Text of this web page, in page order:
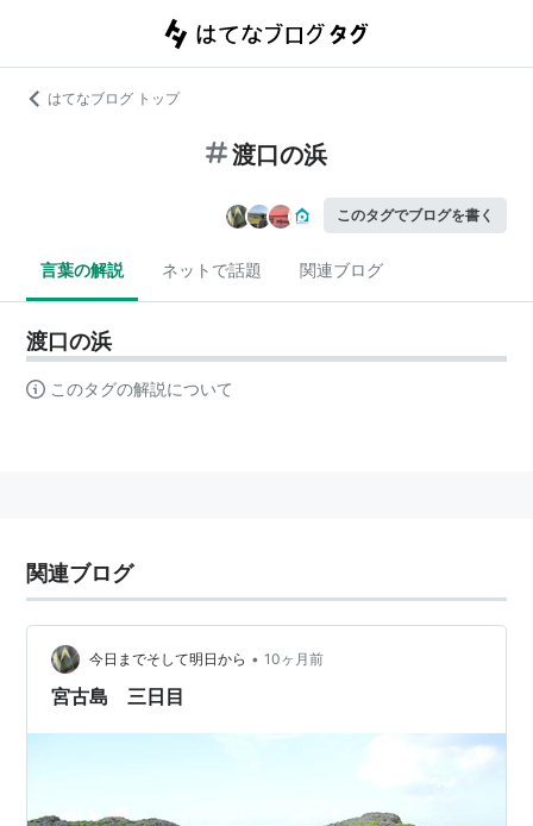
はてなブログ トップ
渡口の浜
このタグでブログを書く
言葉の解説 ネットで話題 関連ブログ
渡口の浜
このタグの解説について
関連ブログ
今日までそして明日から • 10ヶ月前
宮古島 三日目